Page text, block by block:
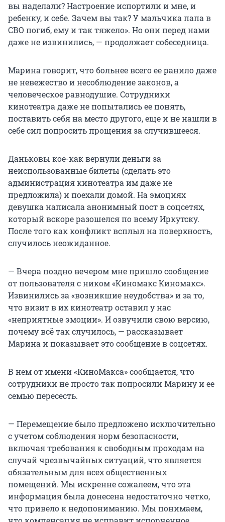
вы наделали? Настроение испортили и мне, и
ребенку, и себе. Зачем вы так? У мальчика папа в
СВО погиб, ему и так тяжело». Но они перед нами
даже не извинились, — продолжает собеседница.
Марина говорит, что больнее всего ее ранило даже
не невежество и несоблюдение законов, а
человеческое равнодушие. Сотрудники
кинотеатра даже не попытались ее понять,
поставить себя на место другого, еще и не нашли в
себе сил попросить прощения за случившееся.
Даньковы кое-как вернули деньги за
неиспользованные билеты (сделать это
администрация кинотеатра им даже не
предложила) и поехали домой. На эмоциях
девушка написала анонимный пост в соцсетях,
который вскоре разошелся по всему Иркутску.
После того как конфликт всплыл на поверхность,
случилось неожиданное.
— Вчера поздно вечером мне пришло сообщение
от пользователя с ником «Киномакс Киномакс».
Извинились за «возникшие неудобства» и за то,
что визит в их кинотеатр оставил у нас
«неприятные эмоции». И озвучили свою версию,
почему всё так случилось, — рассказывает
Марина и показывает это сообщение в соцсетях.
В нем от имени «КиноМакса» сообщается, что
сотрудники не просто так попросили Марину и ее
семью пересесть.
— Перемещение было предложено исключительно
с учетом соблюдения норм безопасности,
включая требования к свободным проходам на
случай чрезвычайных ситуаций, что является
обязательным для всех общественных
помещений. Мы искренне сожалеем, что эта
информация была донесена недостаточно четко,
что привело к недопониманию. Мы понимаем,